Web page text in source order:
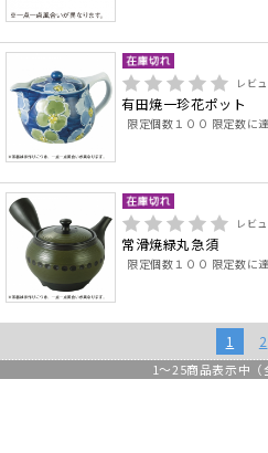
レビ
有田焼一珍花ポット
限定個数１００ 限定数に
レビ
常滑焼緑丸急須
限定個数１００ 限定数に
1 2
1～25商品表示中（